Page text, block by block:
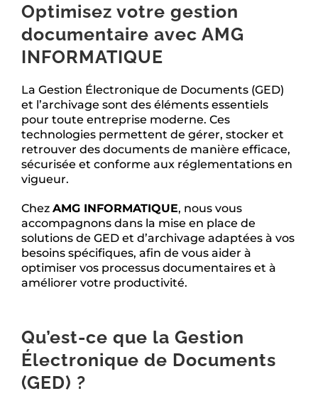
Optimisez votre gestion
documentaire avec AMG
INFORMATIQUE
La Gestion Électronique de Documents (GED)
et l’archivage sont des éléments essentiels
pour toute entreprise moderne. Ces
technologies permettent de gérer, stocker et
retrouver des documents de manière efficace,
sécurisée et conforme aux réglementations en
vigueur.
Chez AMG INFORMATIQUE, nous vous
accompagnons dans la mise en place de
solutions de GED et d’archivage adaptées à vos
besoins spécifiques, afin de vous aider à
optimiser vos processus documentaires et à
améliorer votre productivité.
Qu’est-ce que la Gestion
Électronique de Documents
(GED) ?